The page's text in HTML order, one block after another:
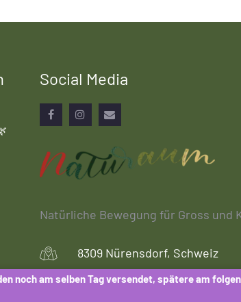
noch am selben Tag versendet, spätere am
Social Media
Natürliche Bewegung für Gross und
8309 Nürensdorf, Schweiz
shop@naturaum.ch